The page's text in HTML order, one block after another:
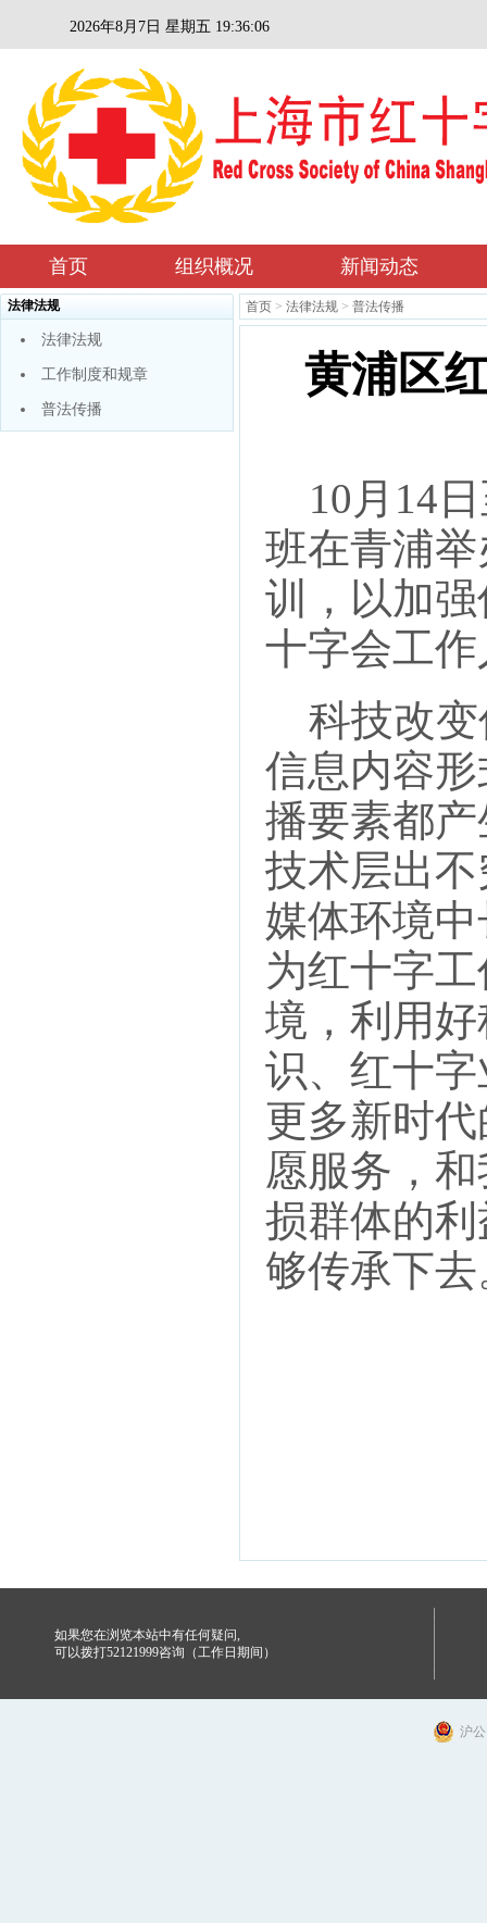
2026年8月7日 星期五 19:36:06
首页 组织概况 新闻动态
法律法规
法律法规
工作制度和规章
普法传播
首页 > 法律法规 > 普法传播
黄浦区
10月14日
班在青浦
训，以加
十字会工
科技改变
信息内容
播要素都
技术层出
媒体环境
为红十字
境，利用
识、红十
更多新时
愿服务，
损群体的
够传承下去
如果您在浏览本站中有任何疑问,
可以拨打52121999咨询（工作日期间）
沪公